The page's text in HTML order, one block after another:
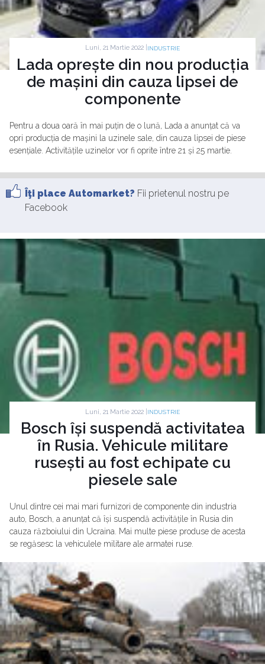
Luni, 21 Martie 2022 | INDUSTRIE
Lada oprește din nou producția
de mașini din cauza lipsei de
componente
Pentru a doua oară în mai puțin de o lună, Lada a anunțat că va
opri producția de mașini la uzinele sale, din cauza lipsei de piese
esențiale. Activitățile uzinelor vor fi oprite între 21 și 25 martie.
Îţi place Automarket? Fii prietenul nostru pe
Facebook
Luni, 21 Martie 2022 | INDUSTRIE
Bosch își suspendă activitatea
în Rusia. Vehicule militare
rusești au fost echipate cu
piesele sale
Unul dintre cei mai mari furnizori de componente din industria
auto, Bosch, a anunțat că își suspendă activitățile în Rusia din
cauza războiului din Ucraina. Mai multe piese produse de acesta
se regăsesc la vehiculele militare ale armatei ruse.